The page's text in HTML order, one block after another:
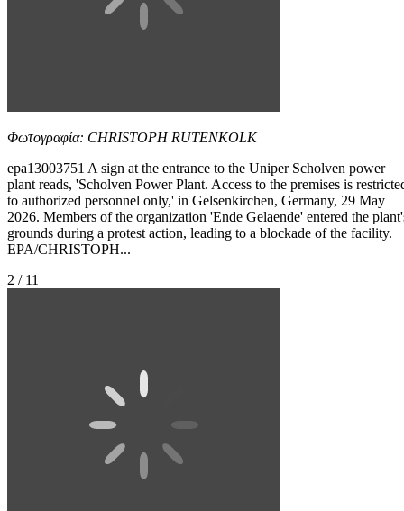
Φωτογραφία: CHRISTOPH RUTENKOLK
epa13003751 A sign at the entrance to the Uniper Scholven power
plant reads, 'Scholven Power Plant. Access to the premises is
to authorized personnel only,' in Gelsenkirchen, Germany, 29 May
2026. Members of the organization 'Ende Gelaende' entered the
grounds during a protest action, leading to a blockade of the facility.
EPA/CHRISTOPH...
2 / 11